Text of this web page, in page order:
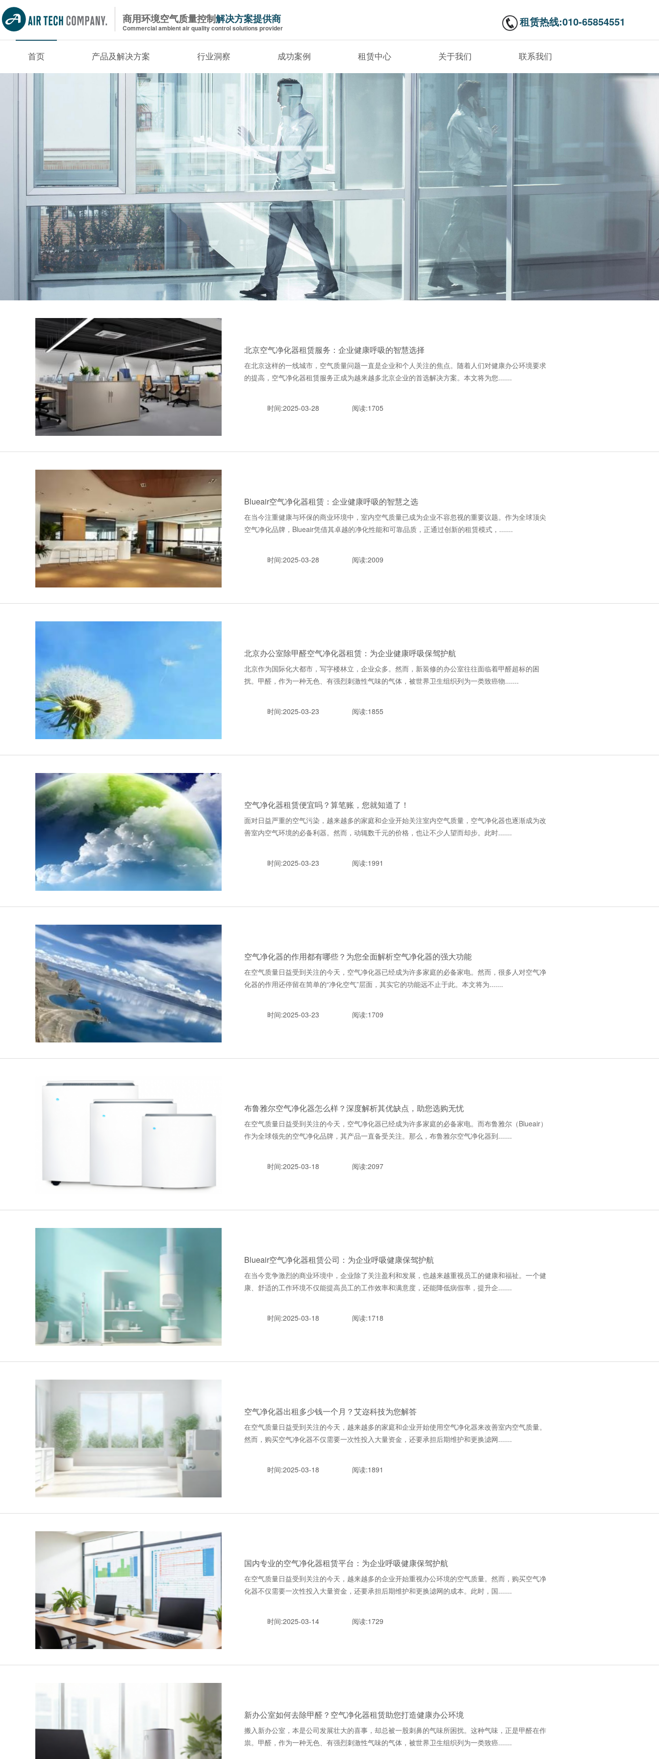
商用环境空气质量控制解决方案提供商
Commercial ambient air quality control solutions provider 租赁热线:010-65854551
首页 产品及解决方案 行业洞察 成功案例 租赁中心 关于我们 联系我们
北京空气净化器租赁服务：企业健康呼吸的智慧选择
在北京这样的一线城市，空气质量问题一直是企业和个人关注的焦点。随着人们对健康办公环境要求
的提高，空气净化器租赁服务正成为越来越多北京企业的首选解决方案。本文将为您.......
时间:2025-03-28 阅读:1705
Blueair空气净化器租赁：企业健康呼吸的智慧之选
在当今注重健康与环保的商业环境中，室内空气质量已成为企业不容忽视的重要议题。作为全球顶尖
空气净化品牌，Blueair凭借其卓越的净化性能和可靠品质，正通过创新的租赁模式，.......
时间:2025-03-28 阅读:2009
北京办公室除甲醛空气净化器租赁：为企业健康呼吸保驾护航
北京作为国际化大都市，写字楼林立，企业众多。然而，新装修的办公室往往面临着甲醛超标的困
扰。甲醛，作为一种无色、有强烈刺激性气味的气体，被世界卫生组织列为一类致癌物.......
时间:2025-03-23 阅读:1855
空气净化器租赁便宜吗？算笔账，您就知道了！
面对日益严重的空气污染，越来越多的家庭和企业开始关注室内空气质量，空气净化器也逐渐成为改
善室内空气环境的必备利器。然而，动辄数千元的价格，也让不少人望而却步。此时.......
时间:2025-03-23 阅读:1991
空气净化器的作用都有哪些？为您全面解析空气净化器的强大功能
在空气质量日益受到关注的今天，空气净化器已经成为许多家庭的必备家电。然而，很多人对空气净
化器的作用还停留在简单的“净化空气”层面，其实它的功能远不止于此。本文将为.......
时间:2025-03-23 阅读:1709
布鲁雅尔空气净化器怎么样？深度解析其优缺点，助您选购无忧
在空气质量日益受到关注的今天，空气净化器已经成为许多家庭的必备家电。而布鲁雅尔（Blueair）
作为全球领先的空气净化品牌，其产品一直备受关注。那么，布鲁雅尔空气净化器到.......
时间:2025-03-18 阅读:2097
Blueair空气净化器租赁公司：为企业呼吸健康保驾护航
在当今竞争激烈的商业环境中，企业除了关注盈利和发展，也越来越重视员工的健康和福祉。一个健
康、舒适的工作环境不仅能提高员工的工作效率和满意度，还能降低病假率，提升企.......
时间:2025-03-18 阅读:1718
空气净化器出租多少钱一个月？艾迩科技为您解答
在空气质量日益受到关注的今天，越来越多的家庭和企业开始使用空气净化器来改善室内空气质量。
然而，购买空气净化器不仅需要一次性投入大量资金，还要承担后期维护和更换滤网.......
时间:2025-03-18 阅读:1891
国内专业的空气净化器租赁平台：为企业呼吸健康保驾护航
在空气质量日益受到关注的今天，越来越多的企业开始重视办公环境的空气质量。然而，购买空气净
化器不仅需要一次性投入大量资金，还要承担后期维护和更换滤网的成本。此时，国.......
时间:2025-03-14 阅读:1729
新办公室如何去除甲醛？空气净化器租赁助您打造健康办公环境
搬入新办公室，本是公司发展壮大的喜事，却总被一股刺鼻的气味所困扰。这种气味，正是甲醛在作
祟。甲醛，作为一种无色、有强烈刺激性气味的气体，被世界卫生组织列为一类致癌.......